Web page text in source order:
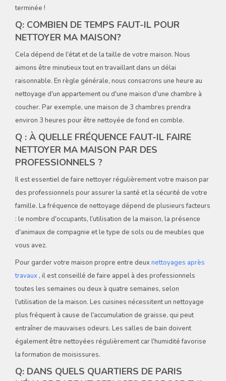
terminée !
Q: COMBIEN DE TEMPS FAUT-IL POUR
NETTOYER MA MAISON?
Cela dépend de l'état et de la taille de votre maison. Nous
aimons être minutieux tout en travaillant dans un délai
raisonnable. En règle générale, nous consacrons une heure au
nettoyage d'un appartement ou d'une maison d'une chambre à
coucher. Par exemple, une maison de 3 chambres prendra
environ 3 heures pour être nettoyée de fond en comble.
Q : À QUELLE FRÉQUENCE FAUT-IL FAIRE
NETTOYER MA MAISON PAR DES
PROFESSIONNELS ?
Il est essentiel de faire nettoyer régulièrement votre maison par
des professionnels pour assurer la santé et la sécurité de votre
famille. La fréquence de nettoyage dépend de plusieurs facteurs
: le nombre d'occupants, l'utilisation de la maison, la présence
d'animaux de compagnie et le type de sols ou de meubles que
vous avez.
Pour garder votre maison propre entre deuxnettoyages après
travaux , il est conseillé de faire appel à des professionnels
toutes les semaines ou deux à quatre semaines, selon
l'utilisation de la maison. Les cuisines nécessitent un nettoyage
plus fréquent à cause de l'accumulation de graisse, qui peut
entraîner de mauvaises odeurs. Les salles de bain doivent
également être nettoyées régulièrement car l'humidité favorise
la formation de moisissures.
Q: DANS QUELS QUARTIERS DE PARIS